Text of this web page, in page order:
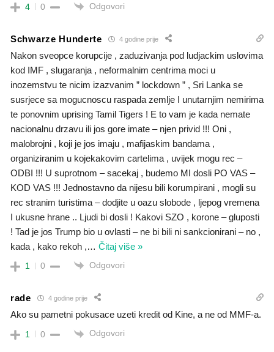
4 0 Odgovori
Schwarze Hunderte 4 godine prije
Nakon sveopce korupcije , zaduzivanja pod ludjackim uslovima
kod IMF , slugaranja , neformalnim centrima moci u
inozemstvu te nicim izazvanim ” lockdown ” , Sri Lanka se
susrjece sa mogucnoscu raspada zemlje I unutarnjim nemirima
te ponovnim uprising Tamil Tigers ! E to vam je kada nemate
nacionalnu drzavu ili jos gore imate – njen privid !!! Oni ,
malobrojni , koji je jos imaju , mafijaskim bandama ,
organiziranim u kojekakovim cartelima , uvijek mogu rec –
ODBI !!! U suprotnom – sacekaj , budemo MI dosli PO VAS –
KOD VAS !!! Jednostavno da nijesu bili korumpirani , mogli su
rec stranim turistima – dodjite u oazu slobode , ljepog vremena
I ukusne hrane .. Ljudi bi dosli ! Kakovi SZO , korone – gluposti
! Tad je jos Trump bio u ovlasti – ne bi bili ni sankcionirani – no ,
kada , kako rekoh ,… Čitaj više »
1 0 Odgovori
rade 4 godine prije
Ako su pametni pokusace uzeti kredit od Kine, a ne od MMF-a.
1 0 Odgovori